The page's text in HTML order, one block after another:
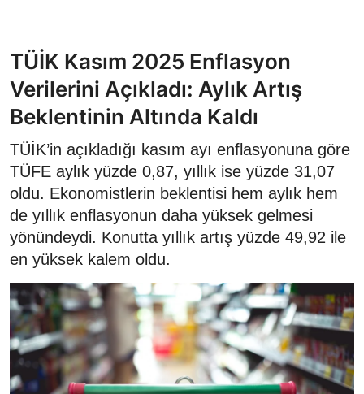
TÜİK Kasım 2025 Enflasyon
Verilerini Açıkladı: Aylık Artış
Beklentinin Altında Kaldı
TÜİK’in açıkladığı kasım ayı enflasyonuna göre
TÜFE aylık yüzde 0,87, yıllık ise yüzde 31,07
oldu. Ekonomistlerin beklentisi hem aylık hem
de yıllık enflasyonun daha yüksek gelmesi
yönündeydi. Konutta yıllık artış yüzde 49,92 ile
en yüksek kalem oldu.